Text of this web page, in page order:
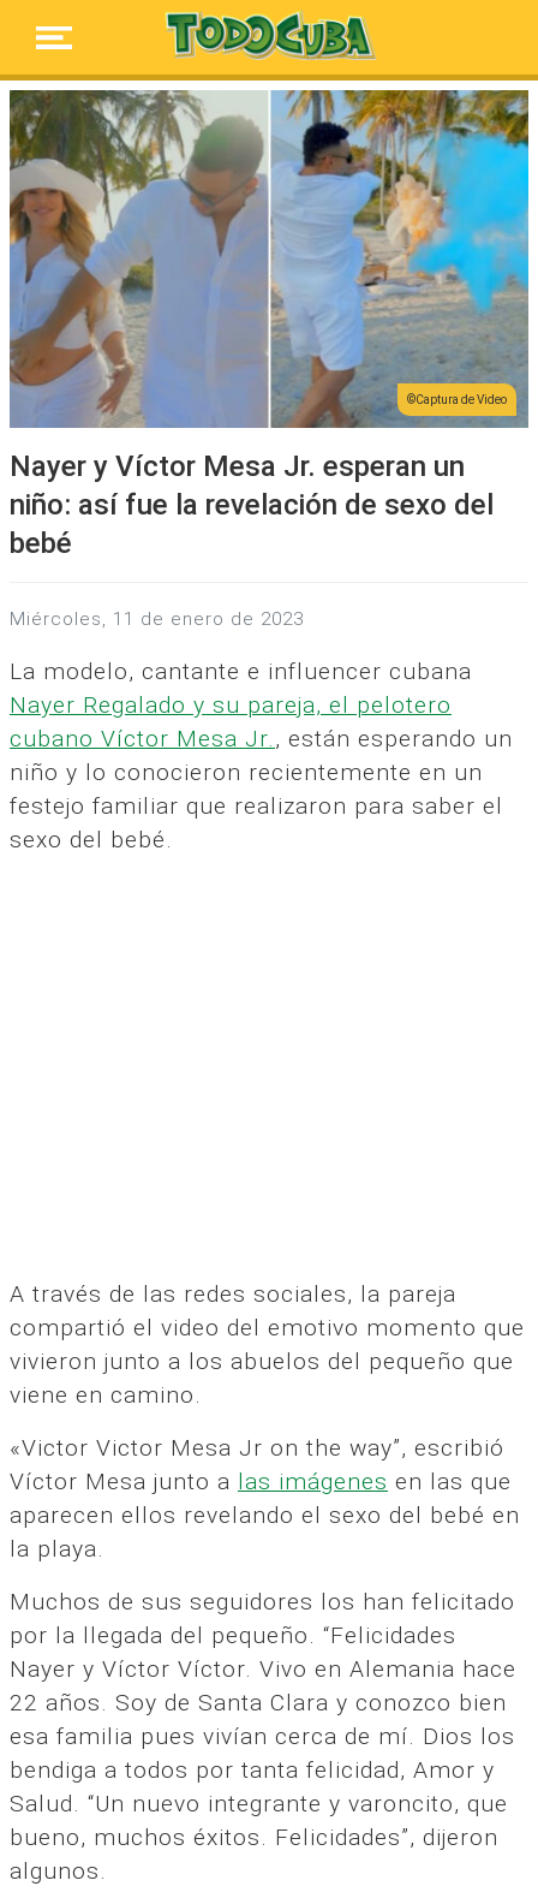
Captura de Video
Nayer y Víctor Mesa Jr. esperan un
niño: así fue la revelación de sexo del
bebé
miércoles, 11 de enero de 2023
La modelo, cantante e influencer cubana
Nayer Regalado y su pareja, el pelotero
cubano Víctor Mesa Jr., están esperando un
niño y lo conocieron recientemente en un
festejo familiar que realizaron para saber el
sexo del bebé.
A través de las redes sociales, la pareja
compartió el video del emotivo momento que
vivieron junto a los abuelos del pequeño que
viene en camino.
«Victor Victor Mesa Jr on the way”, escribió
Víctor Mesa junto a las imágenes en las que
aparecen ellos revelando el sexo del bebé en
la playa.
Muchos de sus seguidores los han felicitado
por la llegada del pequeño. “Felicidades
Nayer y Víctor Víctor. Vivo en Alemania hace
22 años. Soy de Santa Clara y conozco bien
esa familia pues vivían cerca de mí. Dios los
bendiga a todos por tanta felicidad, Amor y
Salud. “Un nuevo integrante y varoncito, que
bueno, muchos éxitos. Felicidades”, dijeron
algunos.